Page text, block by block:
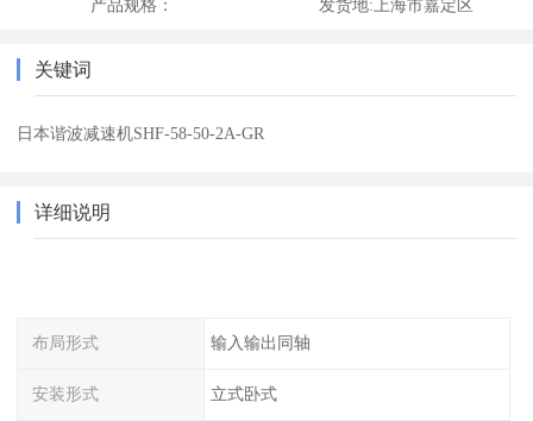
产品规格： 发货地: 上海市嘉定区
关键词
日本谐波减速机SHF-58-50-2A-GR
详细说明
布局形式 输入输出同轴
安装形式 立式卧式